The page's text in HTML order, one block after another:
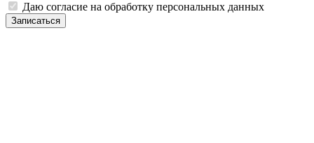
Даю согласие на обработку персональных данных
Записаться